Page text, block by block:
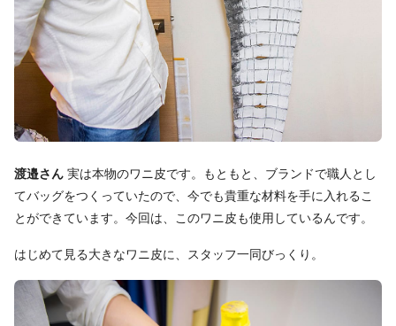
渡邉さん 実は本物のワニ皮です。もともと、ブランドで職人とし
てバッグをつくっていたので、今でも貴重な材料を手に入れるこ
とができています。今回は、このワニ皮も使用しているんです。
はじめて見る大きなワニ皮に、スタッフ一同びっくり。